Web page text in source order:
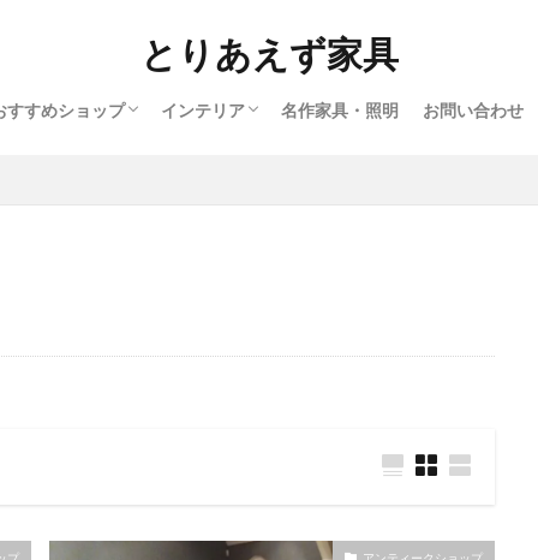
とりあえず家具
すすめショップ インテリア 名作家具・照明 お問い合わせ
プ アンティークショップ